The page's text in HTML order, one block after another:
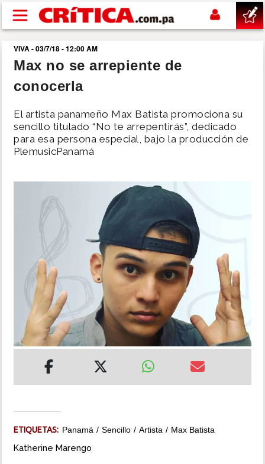
Pasar al contenido principal
buscar
SUCESOS
NACIONAL
POLÍTICA
DEPORTES
INSÓLITAS
MULTIMEDIA
VIVA - 03/7/18 - 12:00 AM
Max no se arrepiente de
conocerla
El artista panameño Max Batista promociona su
sencillo titulado “No te arrepentirás”, dedicado
para esa persona especial, bajo la producción de
PlemusicPanamá
ETIQUETAS: Panamá Sencillo Artista Max Batista
Katherine Marengo